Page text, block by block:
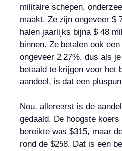
militaire schepen,
maakt. Ze zijn ongeveer $
halen jaarlijks bijna $ 48
binnen. Ze betalen ook
ongeveer 2,27%, dus als
betaald te krijgen voor het
aandeel, is dat een
Nou, allereerst is de
gedaald. De hoogste
bereikte was $315, maar
rond de $258. Dat is een